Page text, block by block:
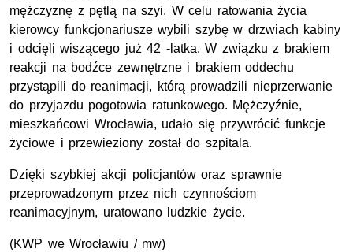
mężczyznę z pętlą na szyi. W celu ratowania życia
kierowcy funkcjonariusze wybili szybę w drzwiach kabiny
i odcięli wiszącego już 42 -latka. W związku z brakiem
reakcji na bodźce zewnętrzne i brakiem oddechu
przystąpili do reanimacji, którą prowadzili nieprzerwanie
do przyjazdu pogotowia ratunkowego. Mężczyźnie,
mieszkańcowi Wrocławia, udało się przywrócić funkcje
życiowe i przewieziony został do szpitala.
Dzięki szybkiej akcji policjantów oraz sprawnie
przeprowadzonym przez nich czynnościom
reanimacyjnym, uratowano ludzkie życie.
(KWP we Wrocławiu / mw)